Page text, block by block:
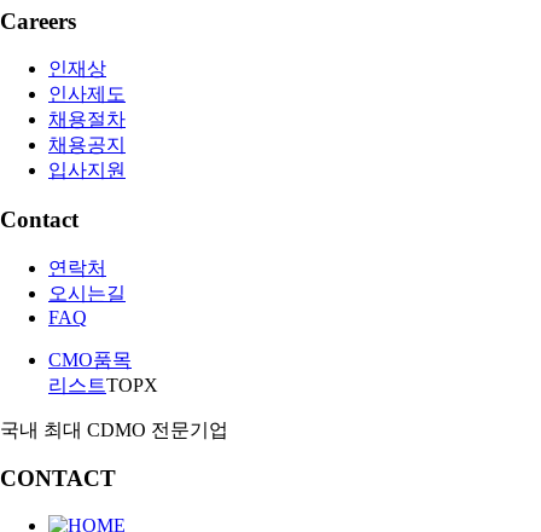
Careers
인재상
인사제도
채용절차
채용공지
입사지원
Contact
연락처
오시는길
FAQ
CMO품목
리스트TOPX
국내 최대 CDMO 전문기업
CONTACT